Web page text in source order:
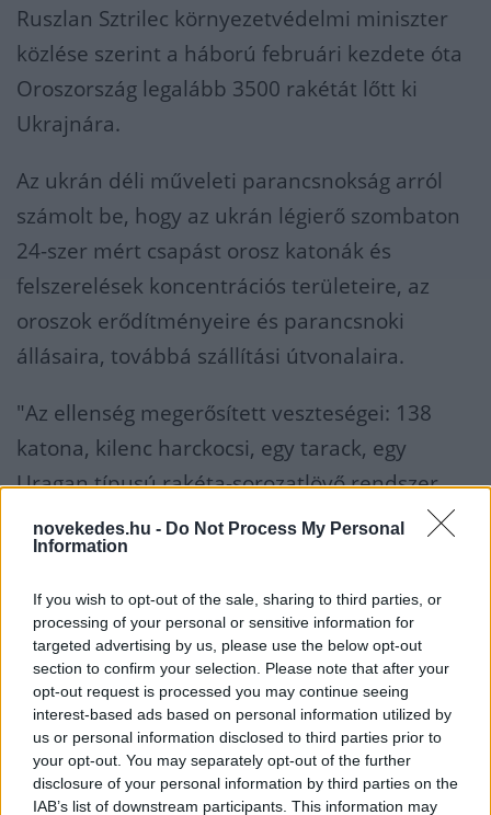
novekedes.hu - Do Not Process My Personal
Information
If you wish to opt-out of the sale, sharing to third parties, or
processing of your personal or sensitive information for
targeted advertising by us, please use the below opt-out
section to confirm your selection. Please note that after your
opt-out request is processed you may continue seeing
interest-based ads based on personal information utilized by
us or personal information disclosed to third parties prior to
your opt-out. You may separately opt-out of the further
disclosure of your personal information by third parties on the
IAB’s list of downstream participants. This information may
Ruszlan Sztrilec környezetvédelmi miniszter
közlése szerint a háború februári kezdete óta
Oroszország legalább 3500 rakétát lőtt ki
Ukrajnára.
Az ukrán déli műveleti parancsnokság arról
számolt be, hogy az ukrán légierő szombaton
24-szer mért csapást orosz katonák és
felszerelések koncentrációs területeire, az
oroszok erődítményeire és parancsnoki
állásaira, továbbá szállítási útvonalaira.
"Az ellenség megerősített veszteségei: 138
katona, kilenc harckocsi, egy tarack, egy
Uragan típusú rakéta-sorozatlövő rendszer,
egy Sz-300-as kilövő, egy 152-es kaliberű ágyú
és 18 páncélozott jármű" - írták
közleményükben. Hozzátették, hogy Mikolajiv
megyében, Bastankánál egy orosz lőszerraktár
is megsemmisült, valamint a Herszon megyei
Beriszlav mellett eltaláltak egy kompátkelőt.
"A Fekete-tengeren vihar van, ezért az orosz
hajók közelebb keresnek menedéket